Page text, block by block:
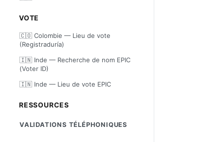
VOTE
🇨🇴 Colombie — Lieu de vote
(Registraduría)
🇮🇳 Inde — Recherche de nom EPIC
(Voter ID)
🇮🇳 Inde — Lieu de vote EPIC
RESSOURCES
VALIDATIONS TÉLÉPHONIQUES